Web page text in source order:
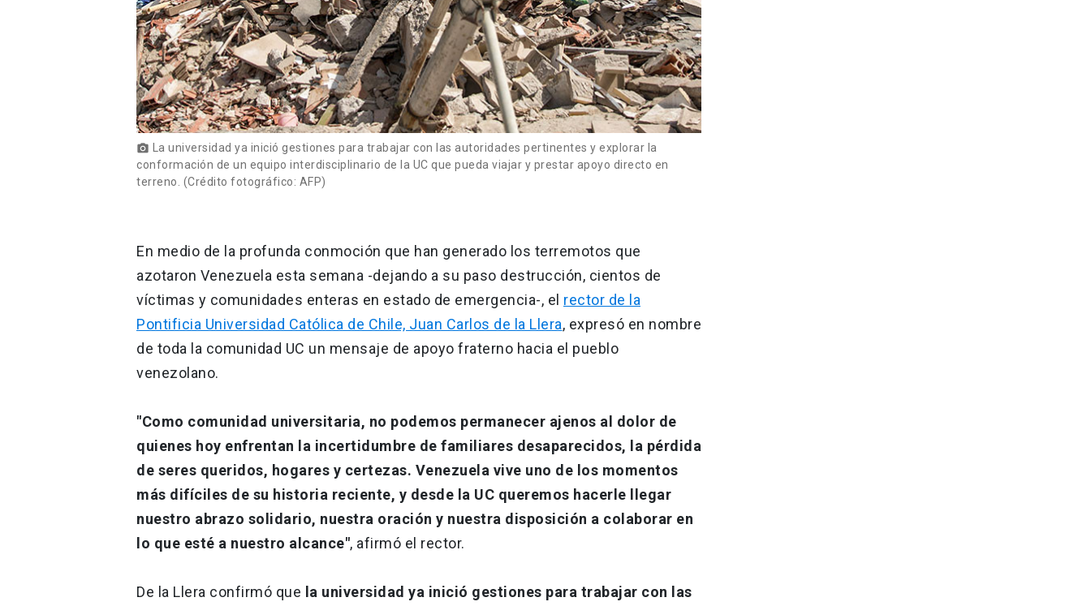
photo_camera La universidad ya inició gestiones para trabajar con las autoridades pertinentes y explorar la
conformación de un equipo interdisciplinario de la UC que pueda viajar y prestar apoyo directo en
terreno. (Crédito fotográfico: AFP)
En medio de la profunda conmoción que han generado los terremotos que
azotaron Venezuela esta semana -dejando a su paso destrucción, cientos de
víctimas y comunidades enteras en estado de emergencia-, el rector de la
Pontificia Universidad Católica de Chile, Juan Carlos de la Llera, expresó en nombre
de toda la comunidad UC un mensaje de apoyo fraterno hacia el pueblo
venezolano.
"Como comunidad universitaria, no podemos permanecer ajenos al dolor de
quienes hoy enfrentan la incertidumbre de familiares desaparecidos, la pérdida
de seres queridos, hogares y certezas. Venezuela vive uno de los momentos
más difíciles de su historia reciente, y desde la UC queremos hacerle llegar
nuestro abrazo solidario, nuestra oración y nuestra disposición a colaborar en
lo que esté a nuestro alcance", afirmó el rector.
De la Llera confirmó que la universidad ya inició gestiones para trabajar con las